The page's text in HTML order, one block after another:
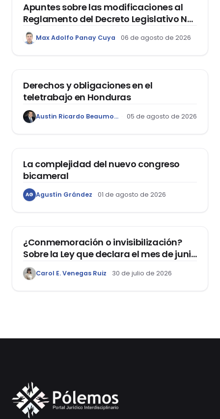
Apuntes sobre las modificaciones al
Reglamento del Decreto Legislativo Nº
1400, que aprueba el Régimen de
Garantía Mobiliaria
Max Adolfo Panay Cuya 06 de agosto de 2026
Derechos y obligaciones en el
teletrabajo en Honduras
Austin Ricardo Beaumont Rivera 05 de agosto de 2026
La complejidad del nuevo congreso
bicameral
AG Agustín Grández 01 de agosto de 2026
¿Conmemoración o invisibilización?
Sobre la Ley que declara el mes de junio
como el “Mes de la Vida y la Familia”
Carol E. Venegas Ruiz 30 de julio de 2026